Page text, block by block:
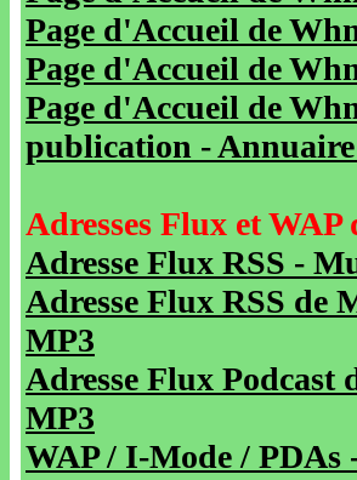
Page d'Accueil de
Page d'Accueil de
Page d'Accueil de
publication -
Adresses Flux et
Adresse Flux RSS -
Adresse Flux RSS de
MP3
Adresse Flux
MP3
WAP / I-Mode /